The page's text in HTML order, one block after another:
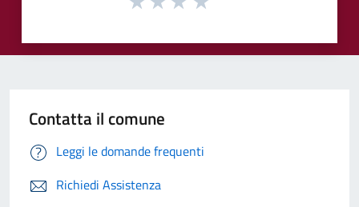
Contatta il comune
Leggi le domande frequenti
Richiedi Assistenza